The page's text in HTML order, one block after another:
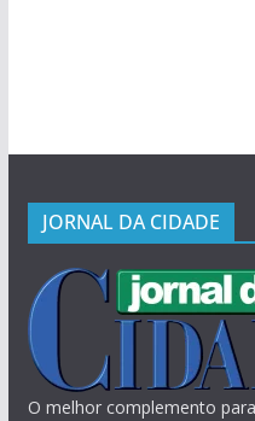
JORNAL DA CIDADE
O melhor complemento